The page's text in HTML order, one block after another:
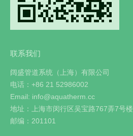
联系我们
阔盛管道系统（上海）有限公司
电话：+86 21 52986002
Email: info@aquatherm.cc
地址：上海市闵行区吴宝路767弄7号楼
邮编：201101